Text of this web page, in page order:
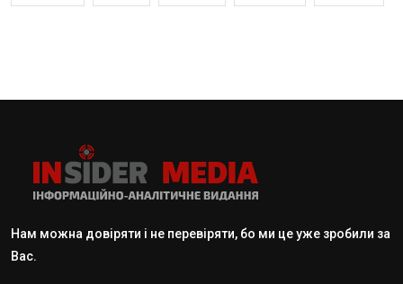
Нам можна довіряти і не перевіряти, бо ми це уже зробили за
Вас.